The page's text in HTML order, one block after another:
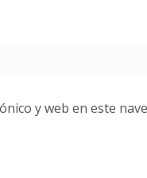
y web en este